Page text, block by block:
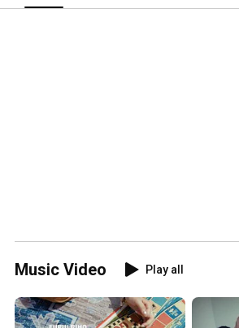
Music Video Play all